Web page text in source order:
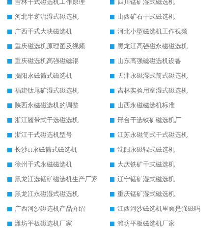
吉林干式磁选机工作原理
四川锰矿湿式磁选机
河北半逆流湿式磁选机
山西矿石干式磁选机
广西干式大块磁选机
河北小型磁选机工作视频
重庆磁选机原理图及视频
黑龙江高强磁永磁磁选机
重庆磁选机高强磁磁辊
山东高强磁磁选机设备
揭阳永磁筒式磁选机
天津永磁湿式筒式磁选机
福建钛尾矿湿式磁选机
吉林实验用室湿式磁选机
陕西永磁磁选机的调整
山西永磁磁选机标准
浙江履带式干选磁选机
邢台干选铁矿磁选机厂
浙江干式磁选机型号
江苏永磁筒式干式磁选机
长沙ct永磁筒式磁选机
沈阳永磁辊式磁选机
徐州干式永磁磁选机
大庆铁矿干式磁选机
黑龙江选锰矿磁选机生产厂家
辽宁锰矿湿式磁选机
黑龙江永磁湿式磁选机
重庆锰矿湿式磁选机
广西河沙磁选机产品介绍
江西河沙磁选机里面是强磁吗
潍坊平板磁选机厂家
潍坊平板磁选机厂家